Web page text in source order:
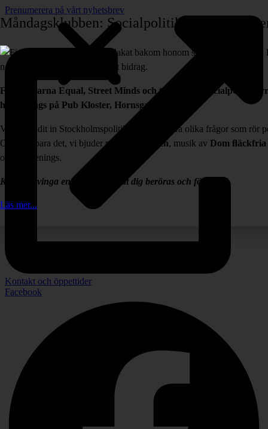
Prenumerera på vårt nyhetsbrev
Kontakt och öppettider
Facebook
Måndagsklubben: Socialpolitik på Pub
Föreningarna Equal, Street Minds och tidskriften Socialpolitik
happenings på Pub Kloster, Hornsgatan.
Vi har bjudit in Stockholmspolitiker att debattera olika frågor som rör
Och inte bara det, vi bjuder på
Orakelkören, musik av Dom ﬂäckfria
och happenings.
Kom in, svinga en bägare och låt dig beröras och förföras!
Läs mer...